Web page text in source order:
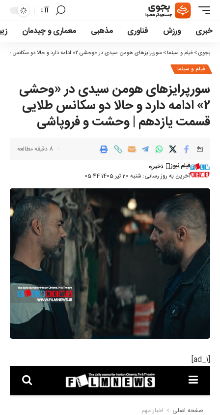
تغییر
اندازه
آآ
خبری ورزش فناوری مذهبی معماری و چیدمان
بجوی> فیلم و سینما> سورپرایز‌های هومن سیدی در «وحشی ۲» ادامه دارد و حالا دو سکانس طلایی قسمت یازدهم | وحشت و فروپاشی
فیلم و سینما
سورپرایز‌های هومن سیدی در «وحشی
۲» ادامه دارد و حالا دو سکانس طلایی
قسمت یازدهم | وحشت و فروپاشی
آخرین به روز رسانی: شنبه 20 تیر 1405 05:44
فیلم نیوز
8 دقیقه مطالعه
[ad_۱]